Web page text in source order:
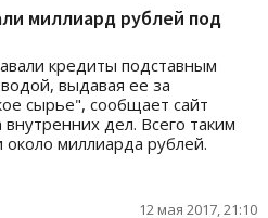
миллиард рублей под
кредиты подставным
выдавая ее за
сырье", сообщает сайт
внутренних дел. Всего таким
миллиарда рублей.
12 мая 2017, 21:10